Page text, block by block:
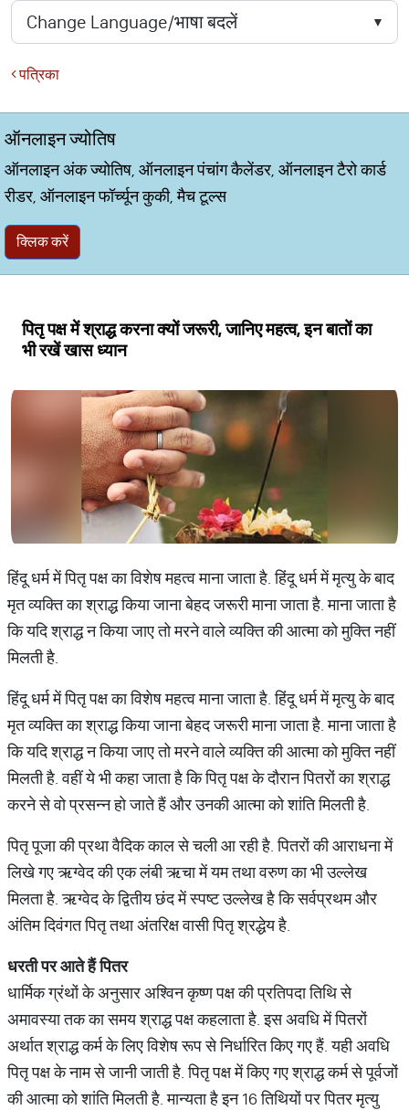
पत्रिका
ऑनलाइन ज्योतिष
ऑनलाइन अंक ज्योतिष, ऑनलाइन पंचांग कैलेंडर, ऑनलाइन टैरो कार्ड
रीडर, ऑनलाइन फॉर्च्यून कुकी, मैच टूल्स
क्लिक करें
पितृ पक्ष में श्राद्ध करना क्यों जरूरी, जानिए महत्व, इन बातों का
भी रखें खास ध्यान
हिंदू धर्म में पितृ पक्ष का विशेष महत्व माना जाता है. हिंदू धर्म में मृत्यु के बाद
मृत व्यक्ति का श्राद्ध किया जाना बेहद जरूरी माना जाता है. माना जाता है
कि यदि श्राद्ध न किया जाए तो मरने वाले व्यक्ति की आत्मा को मुक्ति नहीं
मिलती है.
हिंदू धर्म में पितृ पक्ष का विशेष महत्व माना जाता है. हिंदू धर्म में मृत्यु के बाद
मृत व्यक्ति का श्राद्ध किया जाना बेहद जरूरी माना जाता है. माना जाता है
कि यदि श्राद्ध न किया जाए तो मरने वाले व्यक्ति की आत्मा को मुक्ति नहीं
मिलती है. वहीं ये भी कहा जाता है कि पितृ पक्ष के दौरान पितरों का श्राद्ध
करने से वो प्रसन्न हो जाते हैं और उनकी आत्मा को शांति मिलती है.
पितृ पूजा की प्रथा वैदिक काल से चली आ रही है. पितरों की आराधना में
लिखे गए ऋग्वेद की एक लंबी ऋचा में यम तथा वरुण का भी उल्लेख
मिलता है. ऋग्वेद के द्वितीय छंद में स्पष्ट उल्लेख है कि सर्वप्रथम और
अंतिम दिवंगत पितृ तथा अंतरिक्ष वासी पितृ श्रद्धेय है.
धरती पर आते हैं पितर
धार्मिक ग्रंथों के अनुसार अश्विन कृष्ण पक्ष की प्रतिपदा तिथि से
अमावस्या तक का समय श्राद्ध पक्ष कहलाता है. इस अवधि में पितरों
अर्थात श्राद्ध कर्म के लिए विशेष रूप से निर्धारित किए गए हैं. यही अवधि
पितृ पक्ष के नाम से जानी जाती है. पितृ पक्ष में किए गए श्राद्ध कर्म से पूर्वजों
की आत्मा को शांति मिलती है. मान्यता है इन 16 तिथियों पर पितर मृत्यु